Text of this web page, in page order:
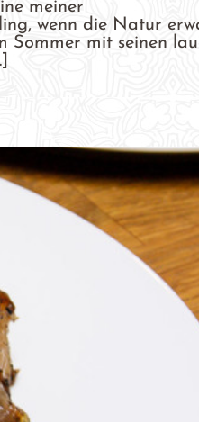
meiner
wenn die Natur
Sommer mit seinen